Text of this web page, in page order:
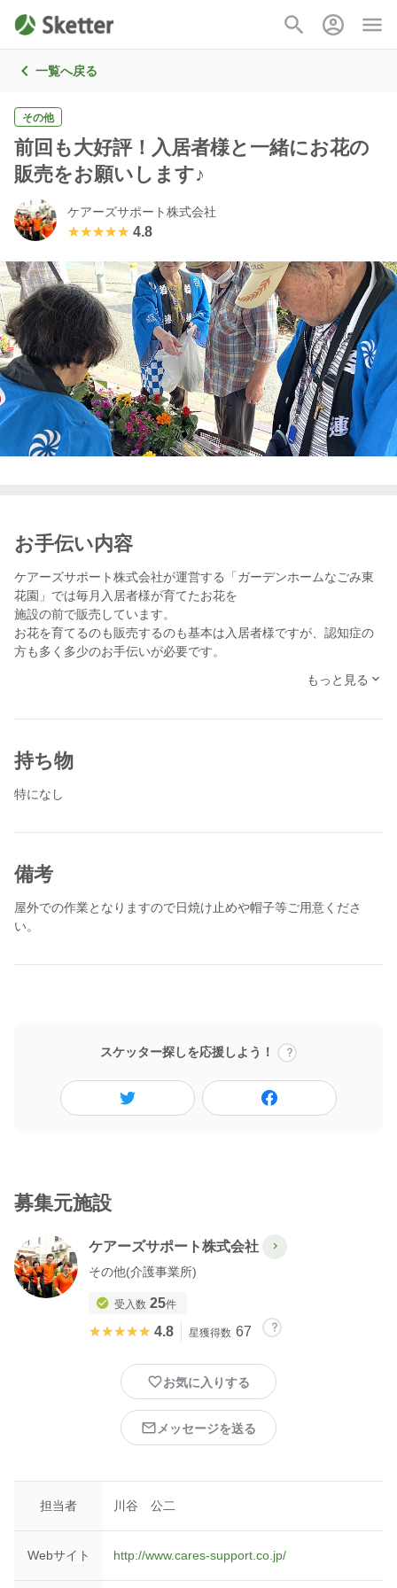
一覧へ戻る
その他
前回も大好評！入居者様と一緒にお花の
販売をお願いします♪
ケアーズサポート株式会社
★★★★★
★★★★★ 4.8
お手伝い内容
ケアーズサポート株式会社が運営する「ガーデンホームなごみ東
花園」では毎月入居者様が育てたお花を
施設の前で販売しています。
お花を育てるのも販売するのも基本は入居者様ですが、認知症の
方も多く多少のお手伝いが必要です。
もっと見る
持ち物
特になし
備考
屋外での作業となりますので日焼け止めや帽子等ご用意くださ
い。
スケッター探しを応援しよう！
募集元施設
ケアーズサポート株式会社
その他(介護事業所)
受入数 25件
★★★★★
★★★★★ 4.8 星獲得数 67
お気に入りする
メッセージを送る
担当者 川谷 公二
Webサイト http://www.cares-support.co.jp/